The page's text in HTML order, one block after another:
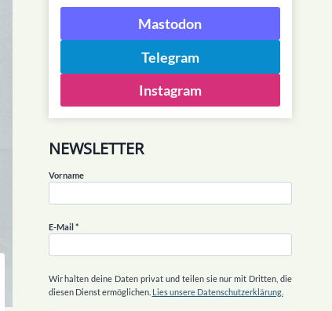
Mastodon
Telegram
Instagram
NEWSLETTER
Vorname
E-Mail *
Wir halten deine Daten privat und teilen sie nur mit Dritten, die
diesen Dienst ermöglichen. Lies unsere Datenschutzerklärung.